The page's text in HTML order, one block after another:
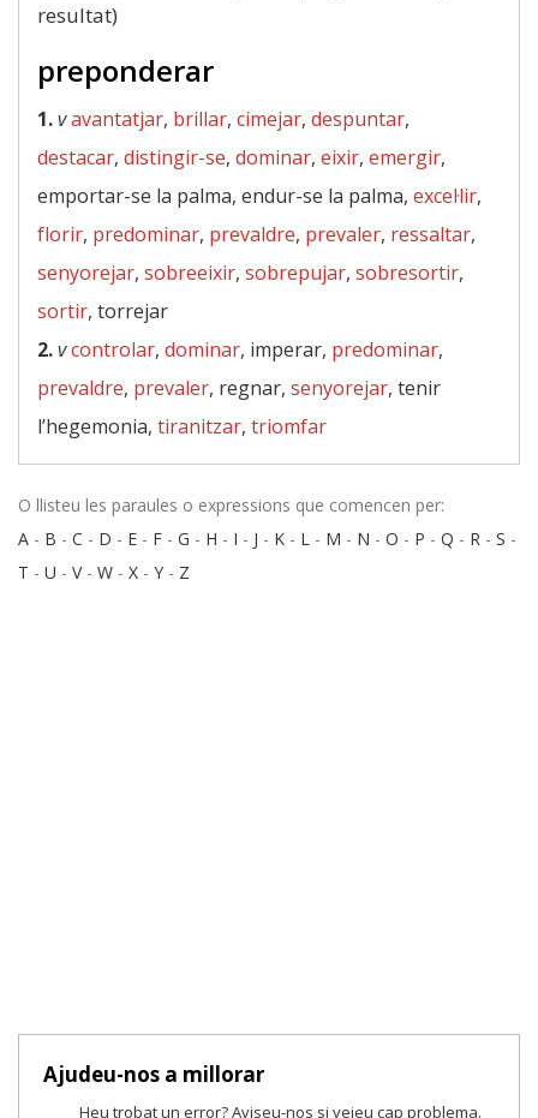
resultat)
preponderar
1.vavantatjar, brillar, cimejar, despuntar,
destacar, distingir-se, dominar, eixir, emergir,
emportar-se la palma, endur-se la palma, excel·lir,
florir, predominar, prevaldre, prevaler, ressaltar,
senyorejar, sobreeixir, sobrepujar, sobresortir,
sortir, torrejar
2.vcontrolar, dominar, imperar, predominar,
prevaldre, prevaler, regnar, senyorejar, tenir
l’hegemonia, tiranitzar, triomfar
O llisteu les paraules o expressions que comencen per:
A - B - C - D - E - F - G - H - I - J - K - L - M - N - O - P - Q - R - S -
T - U - V- W - X - Y - Z
Ajudeu-nos a millorar
Heu trobat un error? Aviseu-nos si veieu cap problema.